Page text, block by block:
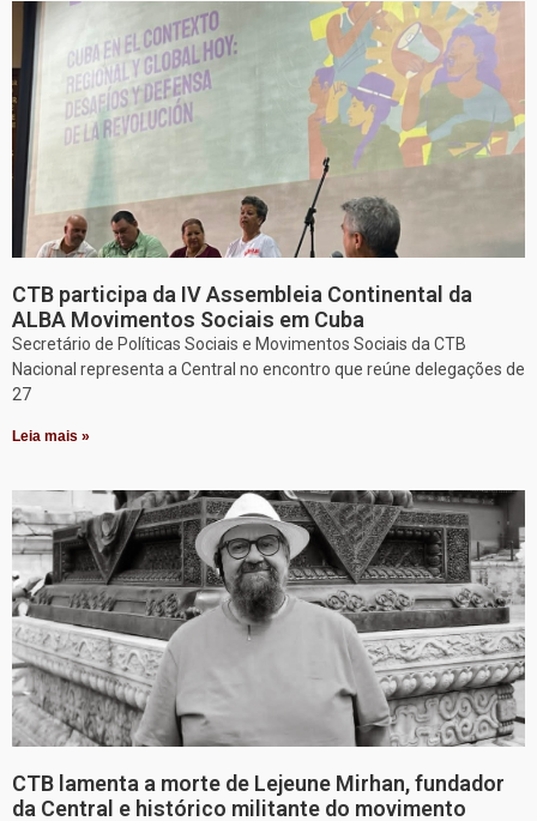
CTB participa da IV Assembleia Continental da
ALBA Movimentos Sociais em Cuba
Secretário de Políticas Sociais e Movimentos Sociais da CTB
Nacional representa a Central no encontro que reúne delegações de
27
Leia mais »
CTB lamenta a morte de Lejeune Mirhan, fundador
da Central e histórico militante do movimento